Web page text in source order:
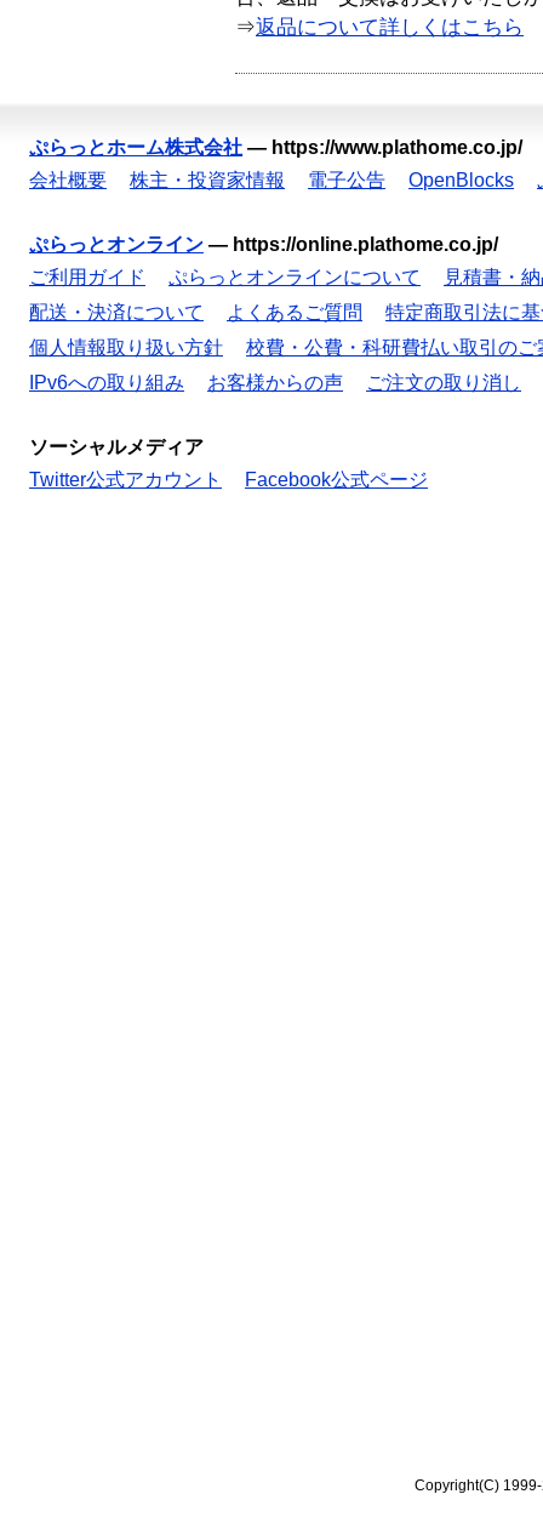
⇒返品について詳しくはこちら
ぷらっとホーム株式会社 — https://www.plathome.co.jp/
会社概要
株主・投資家情報 電子公告 OpenBlocks
ぷらっとオンライン — https://online.plathome.co.jp/
ご利用ガイド
ぷらっとオンラインについて
見積書・
配送・決済について
よくあるご質問
特定商取引法に
個人情報取り扱い方針
校費・公費・科研費払い取引のご
IPv6への取り組み
お客様からの声 ご注文の取り消し
ソーシャルメディア
Twitter公式アカウント
Facebook公式ページ
Copyright(C)